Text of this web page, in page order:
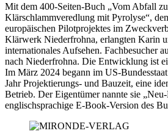
Mit dem 400-Seiten-Buch „Vom Abfall
Klärschlammveredlung mit Pyrolyse“,
europäischen Pilotprojektes im
Klärwerk Niederfrohna, erlangten Karin
internationales Aufsehen. Fachbesucher
nach Niederfrohna. Die Entwicklung ist
Im März 2024 begann im US-
Jahr Projektierungs- und Bauzeit, eine
Betrieb. Der Eigentümer nannte sie
englischsprachige E-Book-Version des